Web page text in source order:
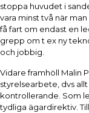
stoppa huvudet i
vara minst två när
få fart om endast en
grepp om t ex ny
och jobbig.
Vidare framhöll Malin
styrelsearbete, dvs
kontrollerande. Som
tydliga ägardirektiv.